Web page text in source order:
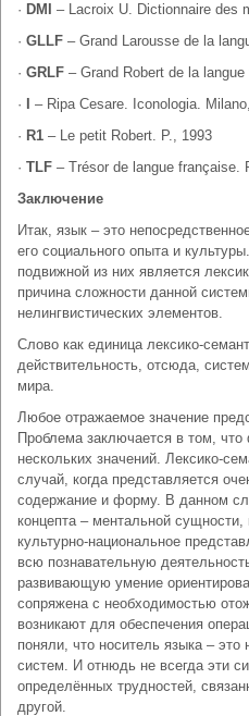
· DMI
– Lacroix U. Dictionnaire des
· GLLF – Grand Larousse de la
· GRLF – Grand Robert de la
·
– Ripa Cesare. Iconologia.
· R1 – Le petit Robert. P., 1993
· TLF – Trésor de langue française.
Заключение
Итак, язык – это
его социального опыта и
подвижной из них является
причина сложности данной
нелингвистических элементов.
Слово как единица лексико-
действительность, отсюда,
мира.
Любое отражаемое значение
Проблема заключается в том,
нескольких значений. Лексико-
случай, когда представляется
содержание и форму. В данном
концепта – ментальной
культурно-национальное
всю познавательную
развивающую умение
сопряжена с необходимостью
возникают для обеспечения
поняли, что носитель языка –
систем. И отнюдь не всегда эти
определённых трудностей,
другой.